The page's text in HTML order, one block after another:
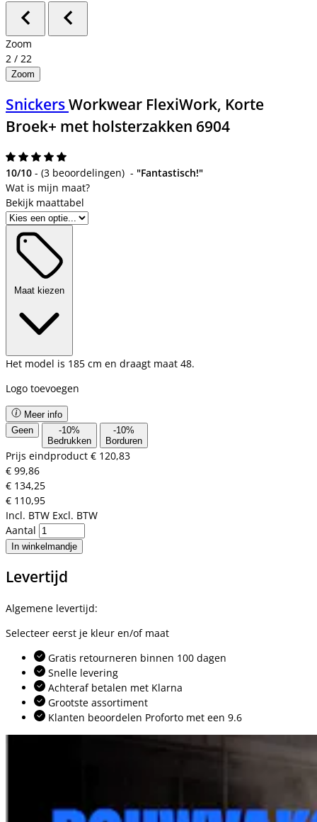
Zoom
2 / 22
Zoom
SnickersWorkwear FlexiWork, Korte
Broek+ met holsterzakken 6904
10/10 - (3 beoordelingen) - "Fantastisch!"
Bekijk maattabel
Maat kiezen
Het model is 185 cm en draagt maat 48.
Logo toevoegen
Meer info
Geen
-10%
Bedrukken
-10%
Borduren
Prijs eindproduct € 120,83
€ 99,86
€ 134,25
€ 110,95
Incl. BTW Excl. BTW
Aantal
In winkelmandje
Levertijd
Algemene levertijd:
Selecteer eerst je kleur en/of maat
Gratis retourneren binnen 100 dagen
Snelle levering
Achteraf betalen met Klarna
Grootste assortiment
Klanten beoordelen Proforto met een 9.6